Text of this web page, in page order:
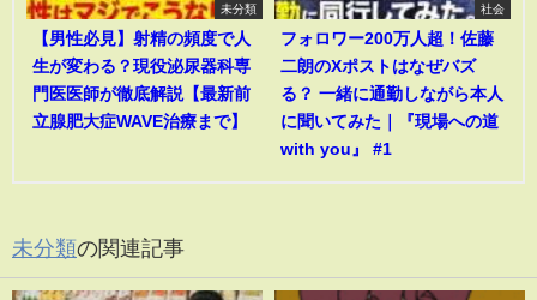
未分類
【男性必見】射精の頻度で人
生が変わる？現役泌尿器科専
門医医師が徹底解説【最新前
立腺肥大症WAVE治療まで】
社会
フォロワー200万人超！佐藤
二朗のXポストはなぜバズ
る？ 一緒に通勤しながら本人
に聞いてみた｜『現場への道
with you』 #1
未分類の関連記事